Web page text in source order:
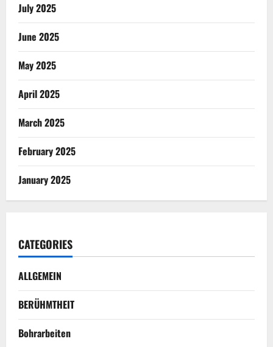
July 2025
June 2025
May 2025
April 2025
March 2025
February 2025
January 2025
CATEGORIES
ALLGEMEIN
BERÜHMTHEIT
Bohrarbeiten